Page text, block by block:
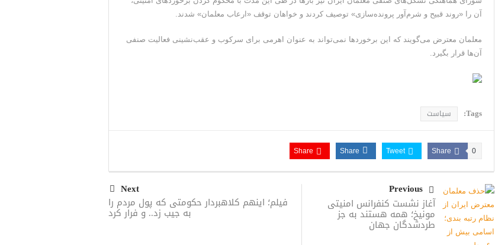
آن را «روند قبیح و شرم‌آور پرونده‌سازی» توصیف کردند و خواهان توقف «ارعاب معلمان» شدند.
معلمان معترض می‌گویند که این برخوردها نمی‌تواند به عنوان اهرمی برای سرکوب و عقب‌نشینی فعالیت صنفی
آن‌ها قرار بگیرد.
Tags: سیاست
Share 0
Tweet
Share
Share
Previous
آغاز نشست کنفرانس امنیتی
مونیخ؛ همه هستند به جز
طردشدگان جهان
Next
فیلم؛ اینهم کلاهبردار حکومتی که پول مردم را
به جیب زد.. و فرار کرد